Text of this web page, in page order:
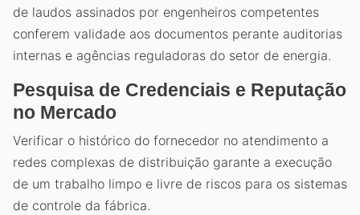
de laudos assinados por engenheiros competentes
conferem validade aos documentos perante auditorias
internas e agências reguladoras do setor de energia.
Pesquisa de Credenciais e Reputação
no Mercado
Verificar o histórico do fornecedor no atendimento a
redes complexas de distribuição garante a execução
de um trabalho limpo e livre de riscos para os sistemas
de controle da fábrica.